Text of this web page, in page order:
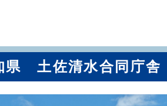
県 土佐清水合同庁舎